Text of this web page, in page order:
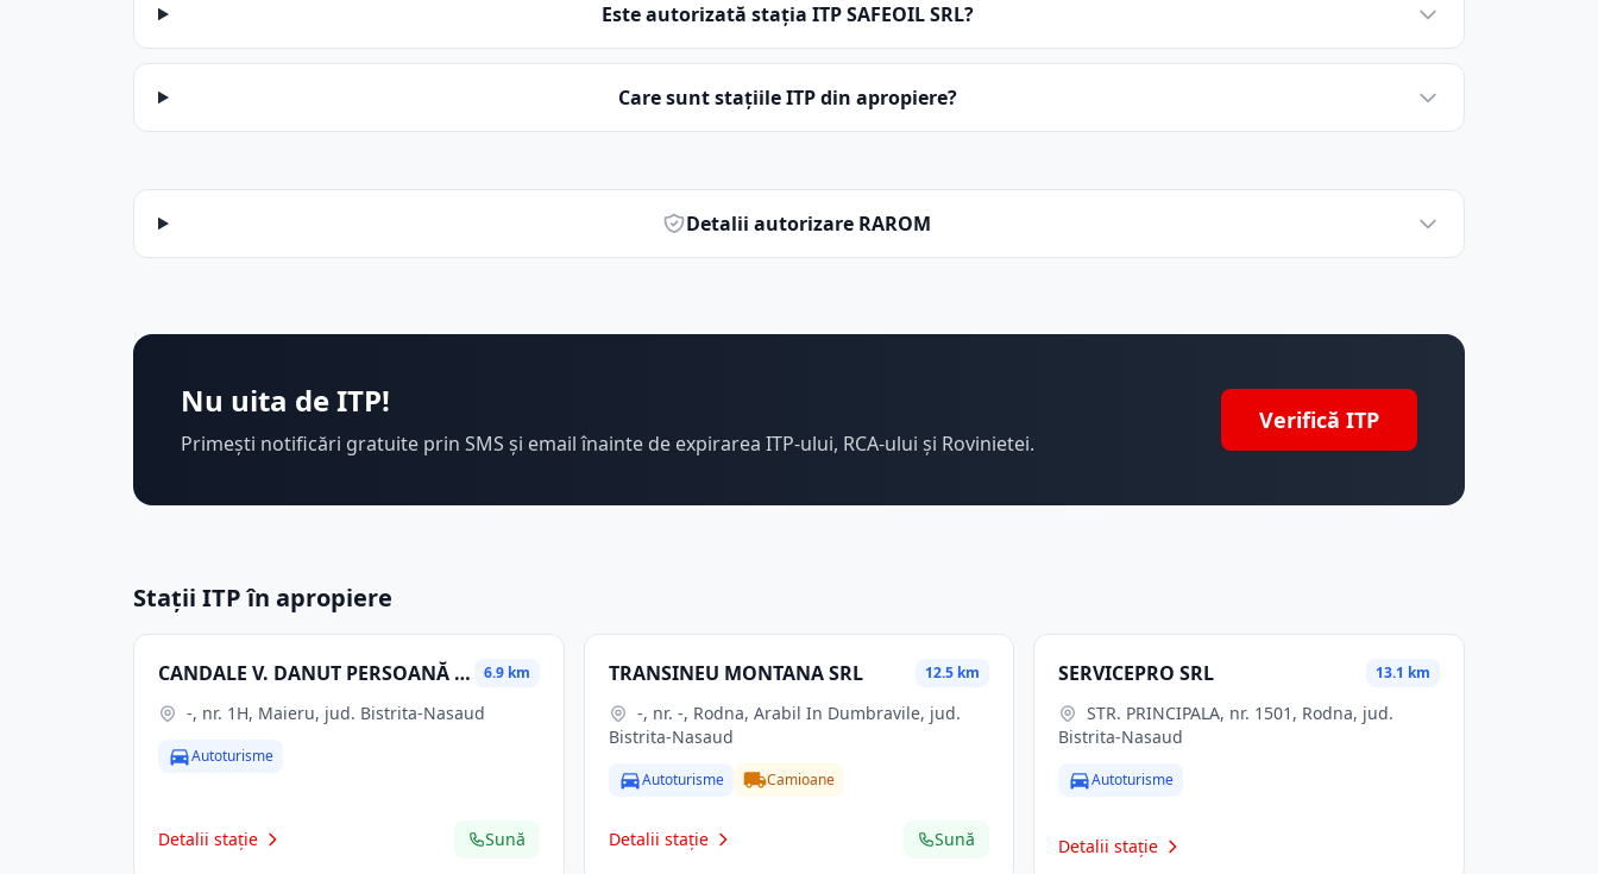
Este autorizată stația ITP SAFEOIL SRL?
Care sunt stațiile ITP din apropiere?
Detalii autorizare RAROM
Nu uita de ITP!
Primești notificări gratuite prin SMS și email înainte de expirarea ITP-ului, RCA-ului și Rovinietei.
Verifică ITP
Stații ITP în apropiere
CANDALE V. DANUT PERSOANĂ FIZICĂ AUTORIZATĂ 6.9 km
-, nr. 1H, Maieru, jud. Bistrita-Nasaud
Autoturisme
Detalii stație Sună
TRANSINEU MONTANA SRL 12.5 km
Bistrita-Nasaud
Autoturisme Camioane
Detalii stație Sună
SERVICEPRO SRL 13.1 km
STR. PRINCIPALA, nr. 1501, Rodna, jud.
Bistrita-Nasaud
Autoturisme
Detalii stație